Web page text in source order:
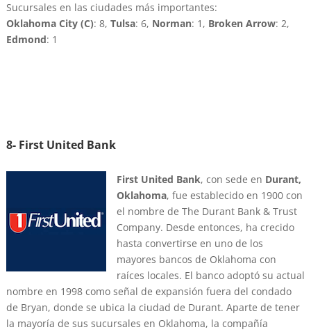
Sucursales en las ciudades más importantes:
Oklahoma City (C): 8, Tulsa: 6, Norman: 1, Broken Arrow: 2,
Edmond: 1
8- First United Bank
First United Bank, con sede en Durant,
Oklahoma, fue establecido en 1900 con
el nombre de The Durant Bank & Trust
Company. Desde entonces, ha crecido
hasta convertirse en uno de los
mayores bancos de Oklahoma con
raíces locales. El banco adoptó su actual
nombre en 1998 como señal de expansión fuera del condado
de Bryan, donde se ubica la ciudad de Durant. Aparte de tener
la mayoría de sus sucursales en Oklahoma, la compañía